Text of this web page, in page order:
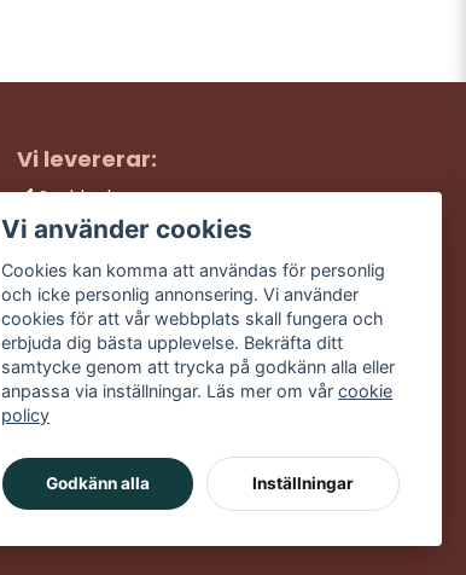
Vi levererar:
Snabba leveranser
Trygga köp
Fri frakt över 499:-
Trevlig kundtjänst
Vi använder cookies
Cookies kan komma att användas för personlig
och icke personlig annonsering. Vi använder
cookies för att vår webbplats skall fungera och
erbjuda dig bästa upplevelse. Bekräfta ditt
samtycke genom att trycka på godkänn alla eller
anpassa via inställningar. Läs mer om vårcookie
policy
Godkänn alla Inställningar